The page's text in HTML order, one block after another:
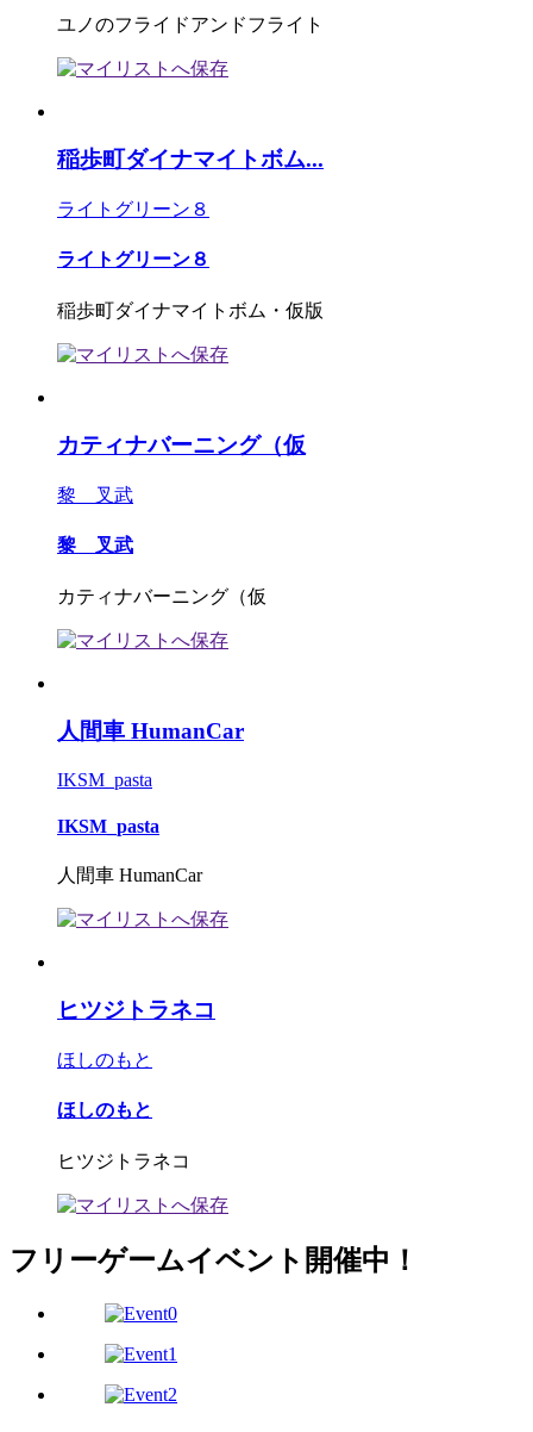
ユノのフライドアンドフライト
稲歩町ダイナマイトボム...
ライトグリーン８
ライトグリーン８
稲歩町ダイナマイトボム・仮版
カティナバーニング（仮
黎 叉武
黎 叉武
カティナバーニング（仮
人間車 HumanCar
IKSM_pasta
IKSM_pasta
人間車 HumanCar
ヒツジトラネコ
ほしのもと
ほしのもと
ヒツジトラネコ
フリーゲームイベント開催中！